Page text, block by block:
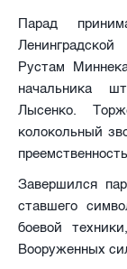
Парад
Рустам
начальника
Лысенко.
колокольный
Завершился
ставшего
боевой
Вооруженных